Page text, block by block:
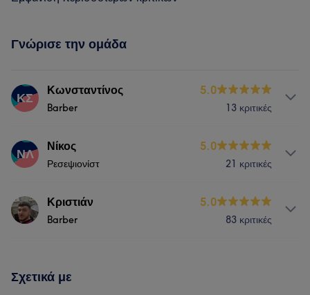
Γνώρισε την ομάδα
ΚΣ Κωνσταντίνος
Barber
5.0
13 κριτικές
Υπηρεσίες
ΝΛ Νίκος
Ρεσεψιονίστ
5.0
21 κριτικές
ΥπηρεσίεςΚριστιάν
Barber
5.0
83 κριτικές
Μαλλιά
Σχετικά με